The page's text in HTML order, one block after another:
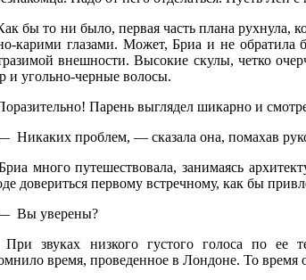
бы то ни было, первая часть плана рухнула,
карими глазами. Может, Бриа и не
внешности. Высокие скулы, четко
и угольно-черные волосы.
Парень выглядел шикарно и
Никаких проблем, — сказала она, помахав
много путешествовала, занимаясь
довериться первому встречному, как бы
Вы уверены?
звуках низкого густого голоса по ее
время, проведенное в Лондоне. То время